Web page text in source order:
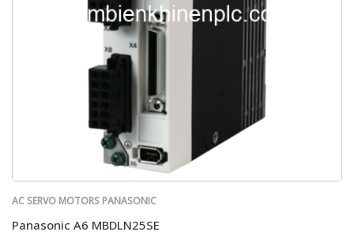
AC SERVO MOTORS PANASONIC
Panasonic A6 MBDLN25SE